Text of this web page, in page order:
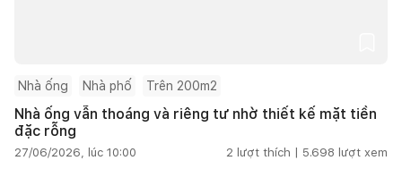
Nhà ống Nhà phố Trên 200m2
Nhà ống vẫn thoáng và riêng tư nhờ thiết kế mặt tiền
đặc rỗng
27/06/2026, lúc 10:00 2 lượt thích | 5.698 lượt xem